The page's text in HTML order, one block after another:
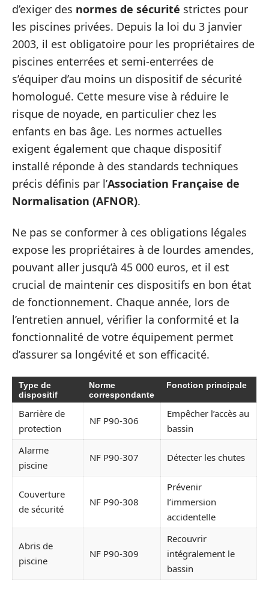
d’exiger des normes de sécurité strictes pour
les piscines privées. Depuis la loi du 3 janvier
2003, il est obligatoire pour les propriétaires de
piscines enterrées et semi-enterrées de
s’équiper d’au moins un dispositif de sécurité
homologué. Cette mesure vise à réduire le
risque de noyade, en particulier chez les
enfants en bas âge. Les normes actuelles
exigent également que chaque dispositif
installé réponde à des standards techniques
précis définis par l’Association Française de
Normalisation (AFNOR).
Ne pas se conformer à ces obligations légales
expose les propriétaires à de lourdes amendes,
pouvant aller jusqu’à 45 000 euros, et il est
crucial de maintenir ces dispositifs en bon état
de fonctionnement. Chaque année, lors de
l’entretien annuel, vérifier la conformité et la
fonctionnalité de votre équipement permet
d’assurer sa longévité et son efficacité.
Type de
dispositif
Norme
correspondante
Fonction principale
Barrière de
protection
NF P90-306
Empêcher l’accès au
bassin
Alarme
piscine
NF P90-307 Détecter les chutes
Couverture
de sécurité
NF P90-308
Prévenir
l’immersion
accidentelle
Abris de
piscine
NF P90-309
Recouvrir
intégralement le
bassin